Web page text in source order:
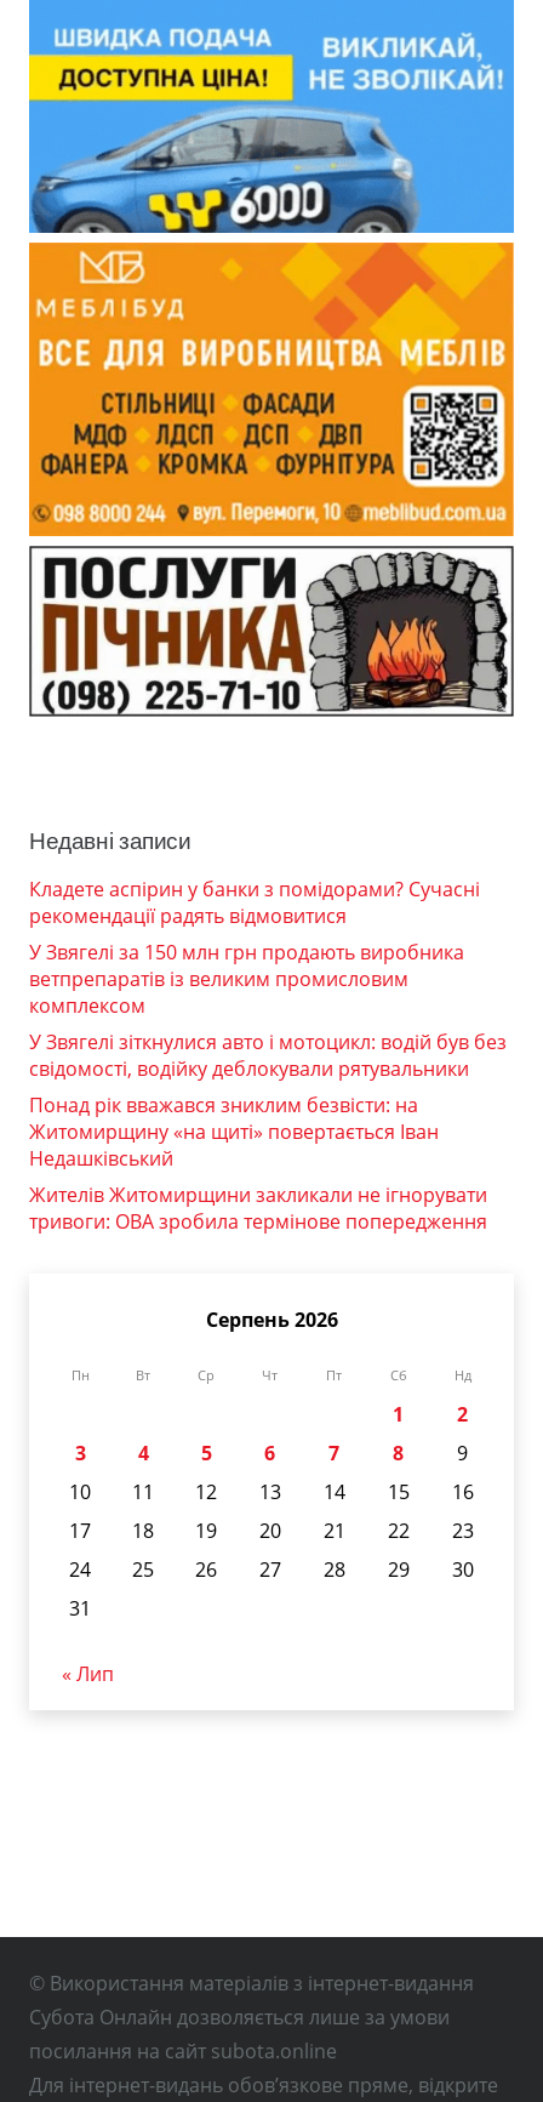
Недавні записи
Кладете аспірин у банки з помідорами? Сучасні
рекомендації радять відмовитися
У Звягелі за 150 млн грн продають виробника
ветпрепаратів із великим промисловим
комплексом
У Звягелі зіткнулися авто і мотоцикл: водій був без
свідомості, водійку деблокували рятувальники
Понад рік вважався зниклим безвісти: на
Житомирщину «на щиті» повертається Іван
Недашківський
Жителів Житомирщини закликали не ігнорувати
тривоги: ОВА зробила термінове попередження
Серпень 2026
Пн Вт Ср Чт Пт Сб Нд
1
2
3
4 5 6 7 8
9
10
11 12 13 14 15
16
17
18 19 20 21 22
23
24
25 26 27 28 29
30
31
« Лип
© Використання матеріалів з інтернет-видання
Субота Онлайн дозволяється лише за умови
посилання на сайт subota.online
Для інтернет-видань обов’язкове пряме, відкрите